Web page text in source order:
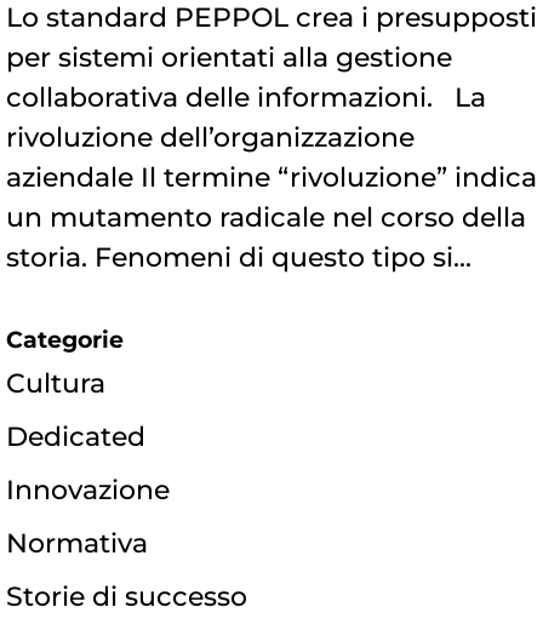
Lo standard PEPPOL crea i presupposti
per sistemi orientati alla gestione
collaborativa delle informazioni. La
rivoluzione dell’organizzazione
aziendale Il termine “rivoluzione” indica
un mutamento radicale nel corso della
storia. Fenomeni di questo tipo si...
Categorie
Cultura
Dedicated
Innovazione
Normativa
Storie di successo